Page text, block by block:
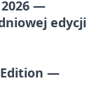
—
edycji
Edition —